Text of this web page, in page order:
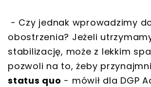
- Czy jednak wprowadzimy
obostrzenia? Jeżeli
stabilizację, może z lekkim
pozwoli na to, żeby
status quo - mówił dla DGP